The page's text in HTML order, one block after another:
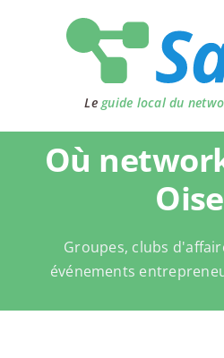
Le guide local du
Où
Groupes, clubs
événements